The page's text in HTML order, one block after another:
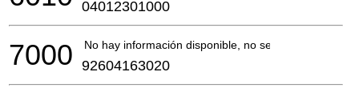
04012301000
No hay información disponible, no se puede pedir
7000 92604163020